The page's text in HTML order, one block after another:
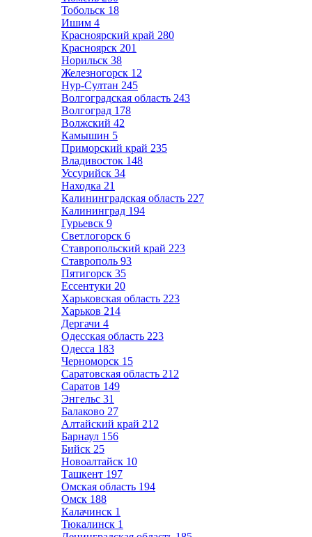
Тобольск 18
Ишим 4
Красноярский край 280
Красноярск 201
Норильск 38
Железногорск 12
Нур-Султан 245
Волгоградская область 243
Волгоград 178
Волжский 42
Камышин 5
Приморский край 235
Владивосток 148
Уссурийск 34
Находка 21
Калининградская область 227
Калининград 194
Гурьевск 9
Светлогорск 6
Ставропольский край 223
Ставрополь 93
Пятигорск 35
Ессентуки 20
Харьковская область 223
Харьков 214
Дергачи 4
Одесская область 223
Одесса 183
Черноморск 15
Саратовская область 212
Саратов 149
Энгельс 31
Балаково 27
Алтайский край 212
Барнаул 156
Бийск 25
Новоалтайск 10
Ташкент 197
Омская область 194
Омск 188
Калачинск 1
Тюкалинск 1